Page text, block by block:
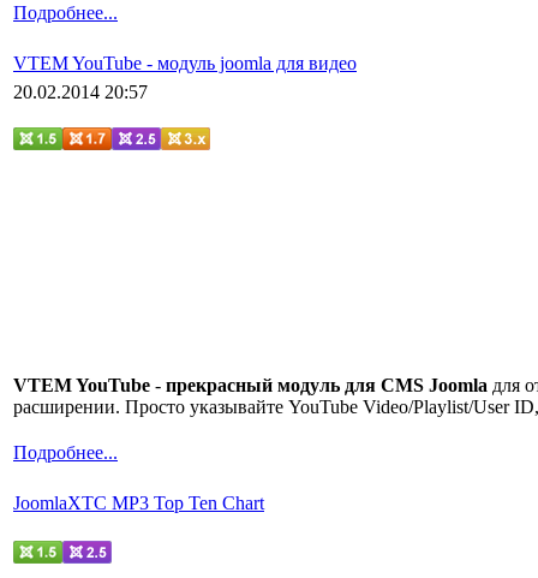
Подробнее...
VTEM YouTube - модуль joomla для видео
20.02.2014 20:57
VTEM YouTube - прекрасный модуль для CMS Joomla для
расширении. Просто указывайте YouTube Video/Playlist/User
Подробнее...
JoomlaXTC MP3 Top Ten Chart